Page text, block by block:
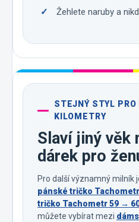
Žehlete naruby a
STEJNÝ STYL PRO
KILOMETRY
Slaví jiný věk
dárek pro
Pro další významný milník
pánské tričko
tričko Tachometr 59 →
můžete vybírat mezi